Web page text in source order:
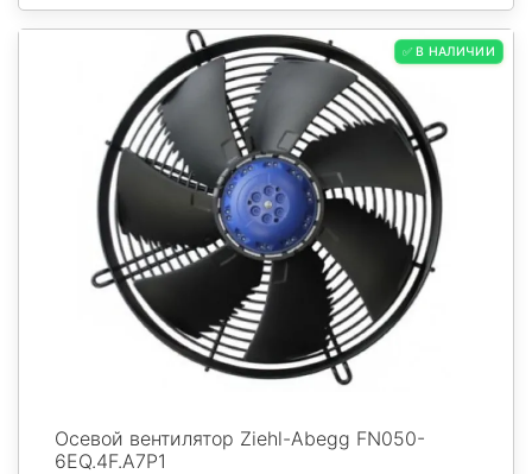
✅ В НАЛИЧИИ
Осевой вентилятор Ziehl-Abegg FN050-
6EQ.4F.A7P1